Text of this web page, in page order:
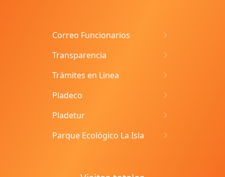
Correo Funcionarios
Transparencia
Trámites en Linea
Pladeco
Pladetur
Parque Ecológico La Isla